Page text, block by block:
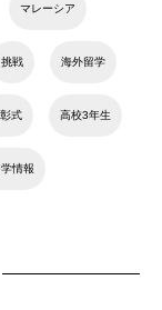
マレーシア
挑戦 海外留学
式 高校3年生
情報